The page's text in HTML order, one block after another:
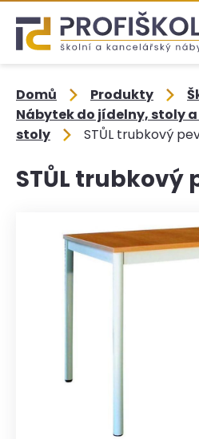
Domů Produkty
Nábytek do jídelny, stoly
stoly
STŮL trubkový
STŮL trubkový